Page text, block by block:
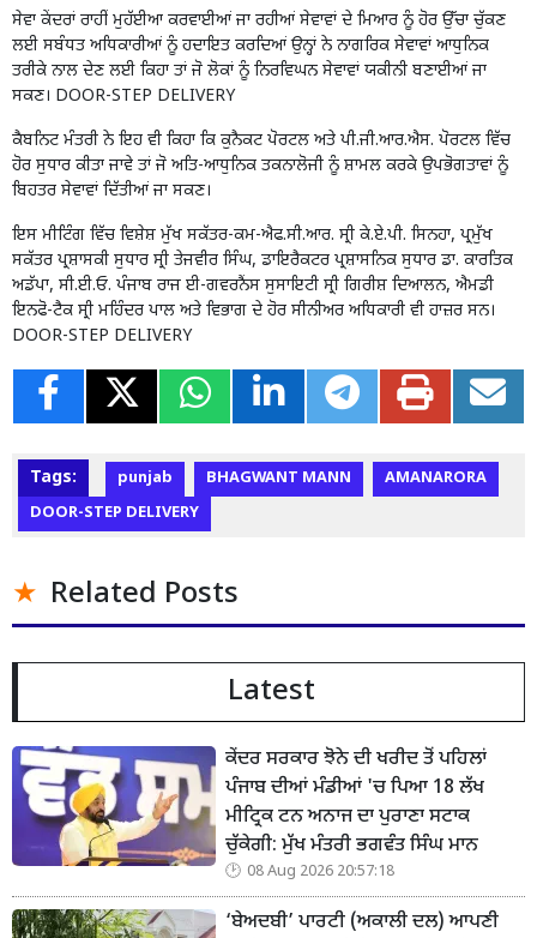
ਸੇਵਾ ਕੇਂਦਰਾਂ ਰਾਹੀਂ ਮੁਹੱਈਆ ਕਰਵਾਈਆਂ ਜਾ ਰਹੀਆਂ ਸੇਵਾਵਾਂ ਦੇ ਮਿਆਰ ਨੂੰ ਹੋਰ ਉੱਚਾ ਚੁੱਕਣ
ਲਈ ਸਬੰਧਤ ਅਧਿਕਾਰੀਆਂ ਨੂੰ ਹਦਾਇਤ ਕਰਦਿਆਂ ਉਨ੍ਹਾਂ ਨੇ ਨਾਗਰਿਕ ਸੇਵਾਵਾਂ ਆਧੁਨਿਕ
ਤਰੀਕੇ ਨਾਲ ਦੇਣ ਲਈ ਕਿਹਾ ਤਾਂ ਜੋ ਲੋਕਾਂ ਨੂੰ ਨਿਰਵਿਘਨ ਸੇਵਾਵਾਂ ਯਕੀਨੀ ਬਣਾਈਆਂ ਜਾ
ਸਕਣ। DOOR-STEP DELIVERY
ਕੈਬਨਿਟ ਮੰਤਰੀ ਨੇ ਇਹ ਵੀ ਕਿਹਾ ਕਿ ਕੁਨੈਕਟ ਪੋਰਟਲ ਅਤੇ ਪੀ.ਜੀ.ਆਰ.ਐਸ. ਪੋਰਟਲ ਵਿੱਚ
ਹੋਰ ਸੁਧਾਰ ਕੀਤਾ ਜਾਵੇ ਤਾਂ ਜੋ ਅਤਿ-ਆਧੁਨਿਕ ਤਕਨਾਲੋਜੀ ਨੂੰ ਸ਼ਾਮਲ ਕਰਕੇ ਉਪਭੋਗਤਾਵਾਂ ਨੂੰ
ਬਿਹਤਰ ਸੇਵਾਵਾਂ ਦਿੱਤੀਆਂ ਜਾ ਸਕਣ।
ਇਸ ਮੀਟਿੰਗ ਵਿੱਚ ਵਿਸ਼ੇਸ਼ ਮੁੱਖ ਸਕੱਤਰ-ਕਮ-ਐਫ.ਸੀ.ਆਰ. ਸ੍ਰੀ ਕੇ.ਏ.ਪੀ. ਸਿਨਹਾ, ਪ੍ਰਮੁੱਖ
ਸਕੱਤਰ ਪ੍ਰਸ਼ਾਸਕੀ ਸੁਧਾਰ ਸ੍ਰੀ ਤੇਜਵੀਰ ਸਿੰਘ, ਡਾਇਰੈਕਟਰ ਪ੍ਰਸ਼ਾਸਨਿਕ ਸੁਧਾਰ ਡਾ. ਕਾਰਤਿਕ
ਅਡੱਪਾ, ਸੀ.ਈ.ਓ. ਪੰਜਾਬ ਰਾਜ ਈ-ਗਵਰਨੈਂਸ ਸੁਸਾਇਟੀ ਸ੍ਰੀ ਗਿਰੀਸ਼ ਦਿਆਲਨ, ਐਮਡੀ
ਇਨਫੋ-ਟੈਕ ਸ੍ਰੀ ਮਹਿੰਦਰ ਪਾਲ ਅਤੇ ਵਿਭਾਗ ਦੇ ਹੋਰ ਸੀਨੀਅਰ ਅਧਿਕਾਰੀ ਵੀ ਹਾਜ਼ਰ ਸਨ।
DOOR-STEP DELIVERY
Tags: punjab BHAGWANT MANN
AMANARORA
DOOR-STEP DELIVERY
Related Posts
Latest
ਕੇਂਦਰ ਸਰਕਾਰ ਝੋਨੇ ਦੀ ਖਰੀਦ ਤੋਂ ਪਹਿਲਾਂ
ਪੰਜਾਬ ਦੀਆਂ ਮੰਡੀਆਂ 'ਚ ਪਿਆ 18 ਲੱਖ
ਮੀਟ੍ਰਿਕ ਟਨ ਅਨਾਜ ਦਾ ਪੁਰਾਣਾ ਸਟਾਕ
ਚੁੱਕੇਗੀ: ਮੁੱਖ ਮੰਤਰੀ ਭਗਵੰਤ ਸਿੰਘ ਮਾਨ
08 Aug 2026 20:57:18
‘ਬੇਅਦਬੀ’ ਪਾਰਟੀ (ਅਕਾਲੀ ਦਲ) ਆਪਣੀ